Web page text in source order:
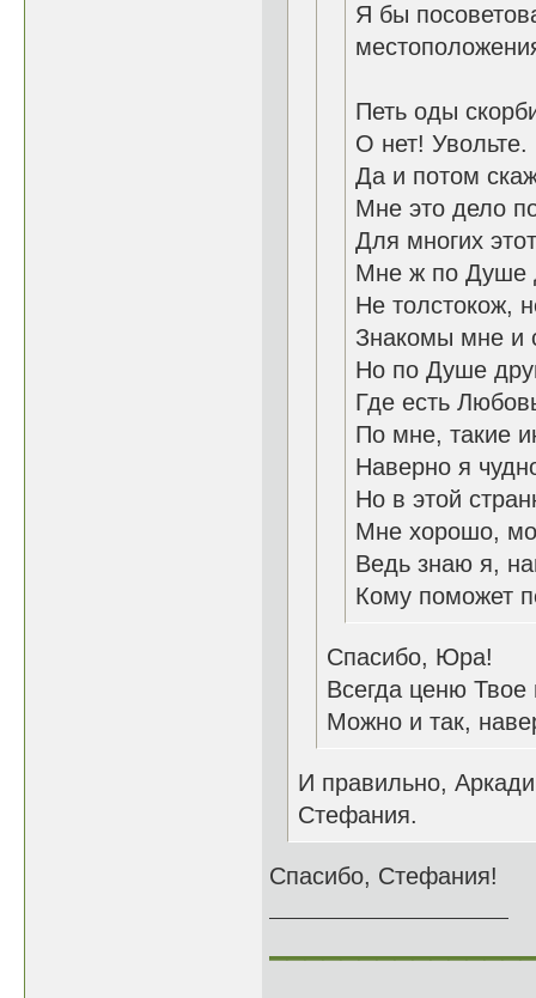
Я бы
Петь оды
О нет! Увольте.
Да и потом
Мне это дело
Для многих
Мне ж по Душе
Не толстокож,
Знакомы мне и
Но по Душе
Где есть
По мне, такие
Наверно я
Но в этой
Мне хорошо,
Ведь знаю я,
Кому поможет
Спасибо, Юра!
Всегда ценю Твое
Можно и так,
И правильно,
Стефания.
Спасибо, Стефания!